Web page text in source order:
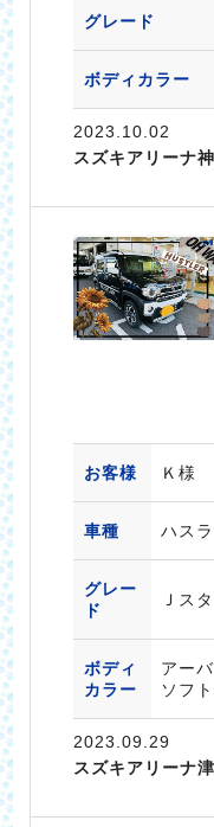
グレード
ボディカラー
2023.10.02
スズキアリーナ
お客様 Ｋ様
車種 ハス
グレー
ド
Ｊス
ボディ
カラー
アー
ソフ
2023.09.29
スズキアリーナ津